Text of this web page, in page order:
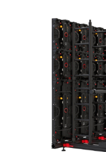
Cob LED video duvarı
Şeffaf LED ekran
SMD LED Ekran
Dış LED Ekran Tablosu